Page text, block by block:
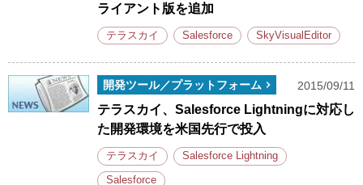
ライアント版を追加
テラスカイ Salesforce SkyVisualEditor
開発ツール／プラットフォーム 2015/09/11
テラスカイ、Salesforce Lightningに対応し
た開発環境を米国先行で投入
テラスカイ Salesforce Lightning
Salesforce